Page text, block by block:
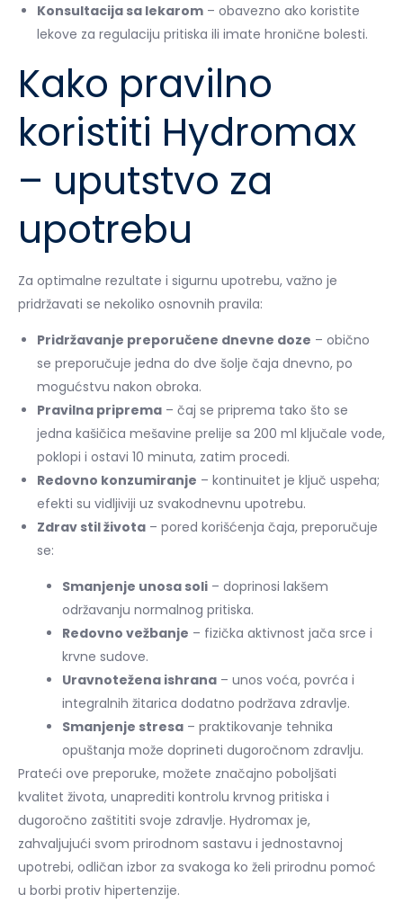
Konsultacija sa lekarom – obavezno ako koristite
lekove za regulaciju pritiska ili imate hronične bolesti.
Kako pravilno
koristiti Hydromax
– uputstvo za
upotrebu
Za optimalne rezultate i sigurnu upotrebu, važno je
pridržavati se nekoliko osnovnih pravila:
Pridržavanje preporučene dnevne doze – obično
se preporučuje jedna do dve šolje čaja dnevno, po
mogućstvu nakon obroka.
Pravilna priprema – čaj se priprema tako što se
jedna kašičica mešavine prelije sa 200 ml ključale vode,
poklopi i ostavi 10 minuta, zatim procedi.
Redovno konzumiranje – kontinuitet je ključ uspeha;
efekti su vidljiviji uz svakodnevnu upotrebu.
Zdrav stil života – pored korišćenja čaja, preporučuje
se:
Smanjenje unosa soli – doprinosi lakšem
održavanju normalnog pritiska.
Redovno vežbanje – fizička aktivnost jača srce i
krvne sudove.
Uravnotežena ishrana – unos voća, povrća i
integralnih žitarica dodatno podržava zdravlje.
Smanjenje stresa – praktikovanje tehnika
opuštanja može doprineti dugoročnom zdravlju.
Prateći ove preporuke, možete značajno poboljšati
kvalitet života, unaprediti kontrolu krvnog pritiska i
dugoročno zaštititi svoje zdravlje. Hydromax je,
zahvaljujući svom prirodnom sastavu i jednostavnoj
upotrebi, odličan izbor za svakoga ko želi prirodnu pomoć
u borbi protiv hipertenzije.